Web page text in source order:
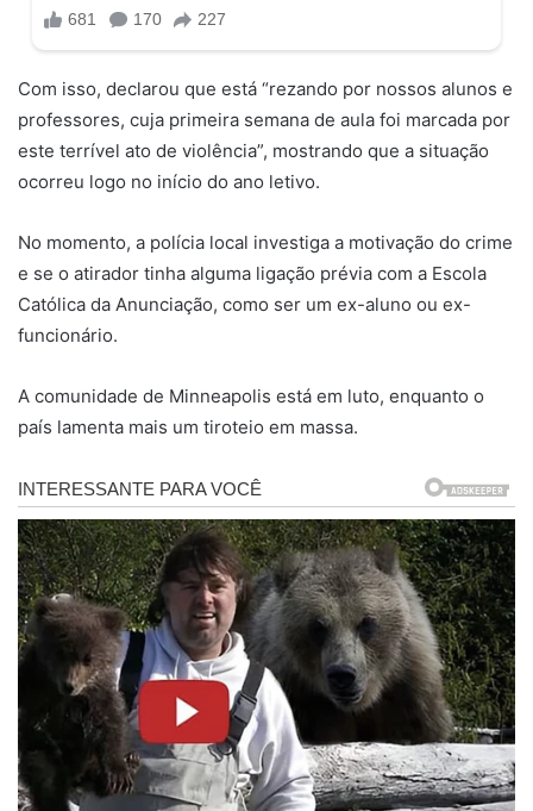
Com isso, declarou que está “rezando por nossos alunos e
professores, cuja primeira semana de aula foi marcada por
este terrível ato de violência”, mostrando que a situação
ocorreu logo no início do ano letivo.
No momento, a polícia local investiga a motivação do crime
e se o atirador tinha alguma ligação prévia com a Escola
Católica da Anunciação, como ser um ex-aluno ou ex-
funcionário.
A comunidade de Minneapolis está em luto, enquanto o
país lamenta mais um tiroteio em massa.